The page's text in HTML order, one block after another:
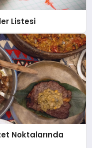
Listesi
Noktalarında